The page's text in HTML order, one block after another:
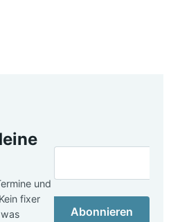
und
fixer
Abonnieren